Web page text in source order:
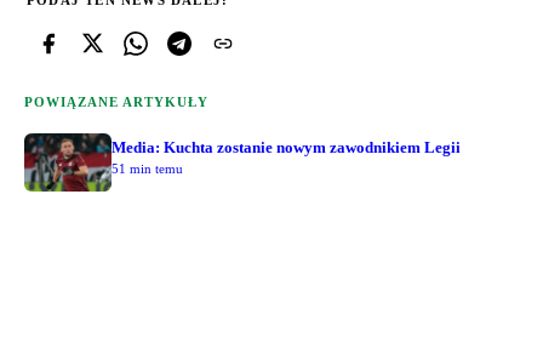
POWIĄZANE ARTYKUŁY
Media: Kuchta zostanie nowym zawodnikiem Legii
51 min temu